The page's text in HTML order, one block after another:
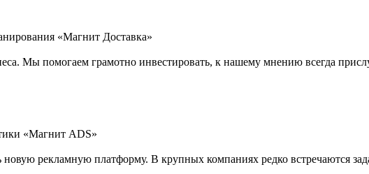
«Магнит Доставка»
Мы помогаем грамотно инвестировать, к нашему мнению всегда
«Магнит ADS»
рекламную платформу. В крупных компаниях редко встречаются